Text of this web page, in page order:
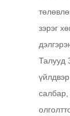
зэрэг
Талууд
салбар,